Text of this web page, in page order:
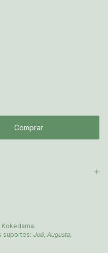
Kokedama.
suportes: Joá, Augusta,